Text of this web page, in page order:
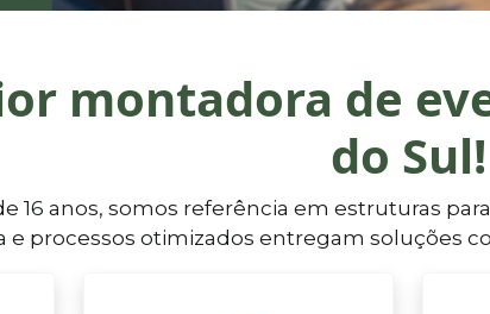
montadora de
do Sul!
16 anos, somos referência em estruturas
e processos otimizados entregam soluções